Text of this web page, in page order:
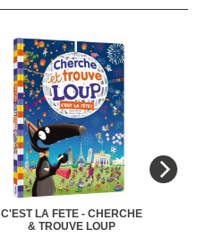
C'EST LA FETE - CHERCHE
& TROUVE LOUP